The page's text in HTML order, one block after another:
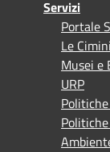
Servizi
Portale
Le
Musei e
URP